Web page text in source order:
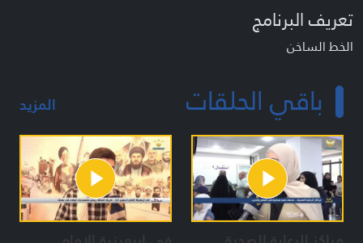
تعريف البرنامج
الخط الساخن
باقي الحلقات المزيد